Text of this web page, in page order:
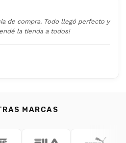
de compra. Todo llegó perfecto y
la tienda a todos!
MARCAS